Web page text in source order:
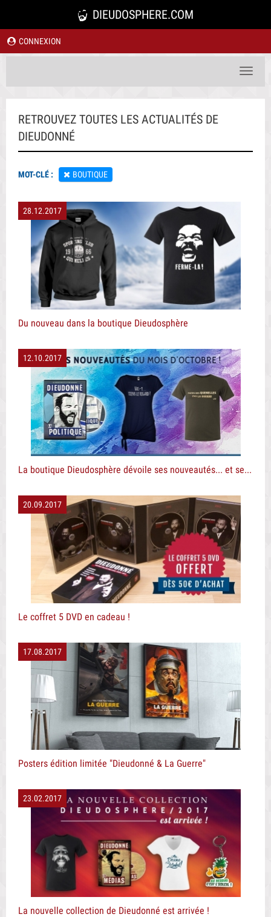
DIEUDOSPHERE.COM
CONNEXION
Toggle
RETROUVEZ TOUTES LES ACTUALITÉS DE
DIEUDONNÉ
MOT-CLÉ : BOUTIQUE
28.12.2017
Du nouveau dans la boutique Dieudosphère
12.10.2017
La boutique Dieudosphère dévoile ses nouveautés... et ses promos !
20.09.2017
Le coffret 5 DVD en cadeau !
17.08.2017
Posters édition limitée "Dieudonné & La Guerre"
23.02.2017
La nouvelle collection de Dieudonné est arrivée !